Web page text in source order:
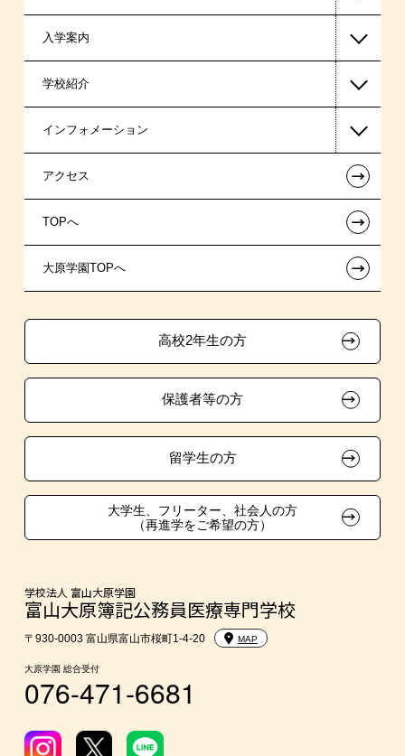
税理士系
ビジネス系
情報IT系
クリエイター系
医療事務系
ホテル系
マンガ・イラスト系
高等教育の修学支援新制度
日本学生支援機構の奨学金
国の教育ローン
提携教育ローン
特別支援制度
試験による特待生制度
クラブ特待生制度
デザインコンクール＆マンガコンクール特待生制度
入学案内
一般入学
総合型選抜（AO入学）制度
指定校自己推薦入学
特別推薦入学
推薦入学
生徒会活動推薦入学
自己推薦入学
大学・短期大学生特別入学
学費
入学前のおすすめ学習システム
大学・短期大学・公務員併願制度
学校紹介
在校生からあなたへ
夢を叶えた先輩たち
施設・研修所
大原の資格サポート制度
インフォメーション
お知らせ・新着情報
在校生へのお知らせ
採用ご担当の方
アクセス ←
TOPへ ←
大原学園TOPへ ←
高校2年生の方
保護者等の方
留学生の方
大学生、フリーター、社会人の方
（再進学をご希望の方）
学校法人 富山大原学園
富山大原簿記公務員医療専門学校
〒930-0003 富山県富山市桜町1-4-20 MAP
大原学園 総合受付
076-471-6681